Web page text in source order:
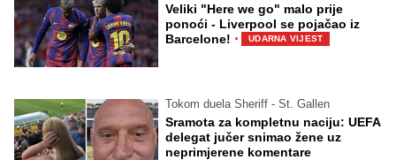
Veliki "Here we go" malo prije
ponoći - Liverpool se pojačao iz
Barcelone! · UDARNA VIJEST
Tokom duela Sheriff - St. Gallen
Sramota za kompletnu naciju: UEFA
delegat jučer snimao žene uz
neprimjerene komentare